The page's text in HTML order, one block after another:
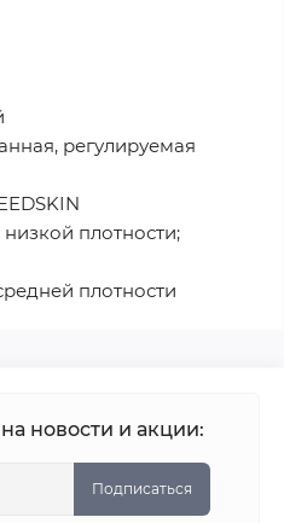
регулируемая
плотности;
плотности
новости и акции:
Подписаться